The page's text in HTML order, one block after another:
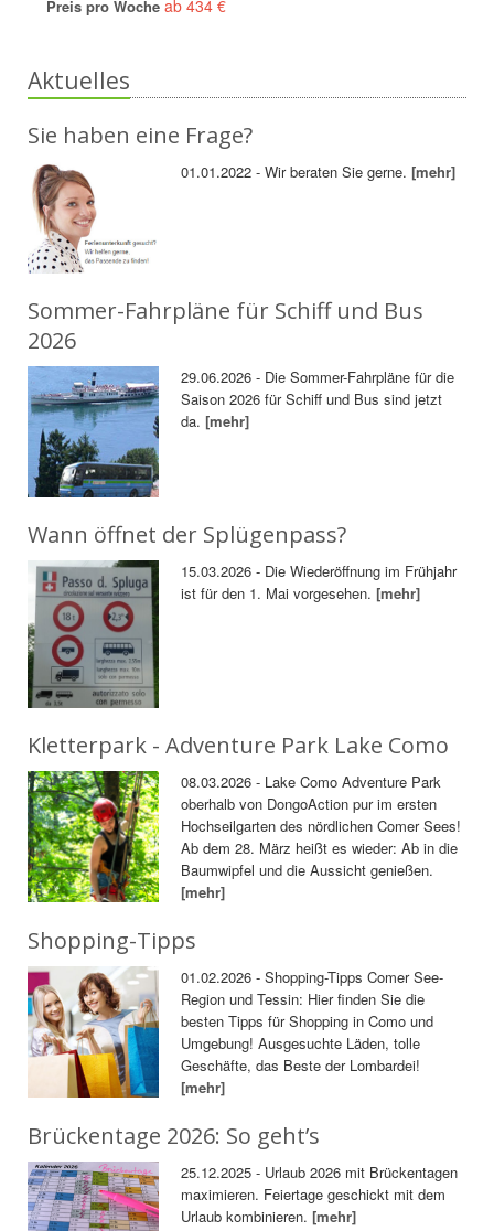
Preis pro Woche ab 434 €
Aktuelles
Sie haben eine Frage?
01.01.2022 - Wir beraten Sie gerne.[mehr]
Sommer-Fahrpläne für Schiff und Bus
2026
29.06.2026 - Die Sommer-Fahrpläne für die
Saison 2026 für Schiff und Bus sind jetzt
da.[mehr]
Wann öffnet der Splügenpass?
15.03.2026 - Die Wiederöffnung im Frühjahr
ist für den 1. Mai vorgesehen.[mehr]
Kletterpark - Adventure Park Lake Como
08.03.2026 - Lake Como Adventure Park
oberhalb von DongoAction pur im ersten
Hochseilgarten des nördlichen Comer Sees!
Ab dem 28. März heißt es wieder: Ab in die
Baumwipfel und die Aussicht genießen.
[mehr]
Shopping-Tipps
01.02.2026 - Shopping-Tipps Comer See-
Region und Tessin: Hier finden Sie die
besten Tipps für Shopping in Como und
Umgebung! Ausgesuchte Läden, tolle
Geschäfte, das Beste der Lombardei!
[mehr]
Brückentage 2026: So geht’s
25.12.2025 - Urlaub 2026 mit Brückentagen
maximieren. Feiertage geschickt mit dem
Urlaub kombinieren.[mehr]